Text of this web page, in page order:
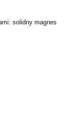
solidny magnes